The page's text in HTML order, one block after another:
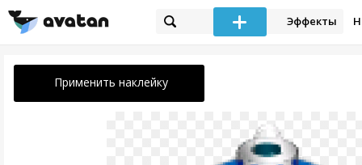
Эффекты
Применить наклейку